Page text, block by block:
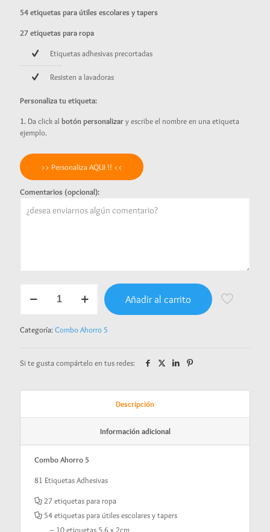
54 etiquetas para útiles escolares y tapers
27 etiquetas para ropa
Etiquetas adhesivas precortadas
Resisten a lavadoras
Personaliza tu etiqueta:
1. Da click al botón personalizary escribe el nombre en una etiqueta
ejemplo.
>> Personaliza AQUI !! <<
Comentarios (opcional):
Ahorro
Princesa
Añadir al carrito
Categoría: Combo Ahorro 5
Si te gusta compártelo en tus redes:
Descripción
Información adicional
Combo Ahorro 5
81 Etiquetas Adhesivas
27 etiquetas para ropa
54 etiquetas para útiles escolares y tapers
– 10 etiquetas 5.6 x 2cm